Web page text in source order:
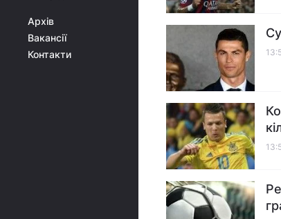
Архів
Вакансії
Контакти